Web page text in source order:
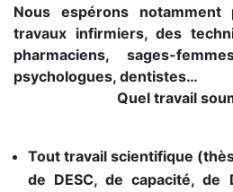
Nous espérons
travaux infirmiers, des
pharmaciens, sages-
psychologues, dentistes…
Quel travail
Tout travail scientifique
de DESC, de capacité, de